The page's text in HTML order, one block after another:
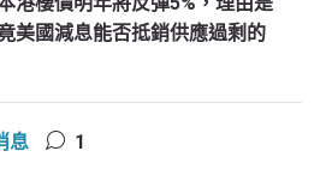
美國減息能否抵銷供應過剩的
息 1